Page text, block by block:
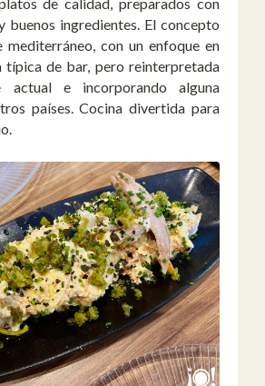
buenos ingredientes. El concepto
mediterráneo, con un enfoque en
típica de bar, pero reinterpretada
e incorporando alguna
países. Cocina divertida para